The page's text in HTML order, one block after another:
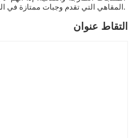
المقاهي التي تقدم وجبات ممتازة في السوق.
التقاط عنوان